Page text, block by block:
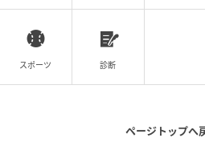
っているあたり、困惑しつつ
様子が伝わってきますね。
スポーツ 診断
ページトップへ